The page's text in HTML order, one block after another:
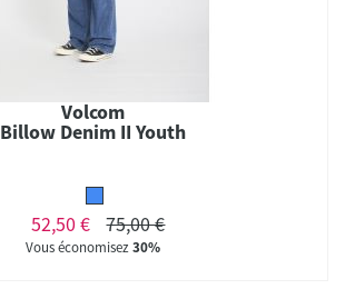
Volcom
Billow Denim II Youth
52,50 € 75,00 €
Vous économisez30%